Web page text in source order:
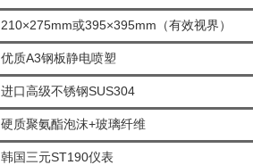
210×275mm或395×395mm（有效视界）
优质A3钢板静电喷塑
进口高级不锈钢SUS304
硬质聚氨酯泡沫+玻璃纤维
韩国三元ST190仪表